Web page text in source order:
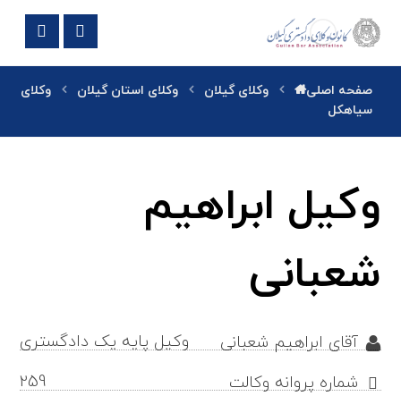
صفحه اصلی وکلای گیلان وکلای استان گیلان
وکلای
سیاهکل
وکیل ابراهیم
شعبانی
آقای ابراهیم شعبانی
وکیل پایه یک دادگستری
شماره پروانه وکالت
259